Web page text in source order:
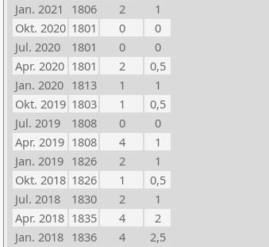
Jan. 2021
1806 2
1
Okt. 2020 1801 0
0
Jul. 2020
1801 0
0
Apr. 2020 1801 2
0,5
Jan. 2020 1813 1
1
Okt. 2019 1803 1
0,5
Jul. 2019
1808 0
0
Apr. 2019 1808 4
1
Jan. 2019 1826 2
1
Okt. 2018 1826 1
0,5
Jul. 2018
1830 2
1
Apr. 2018 1835 4
2
Jan. 2018 1836 4
2,5